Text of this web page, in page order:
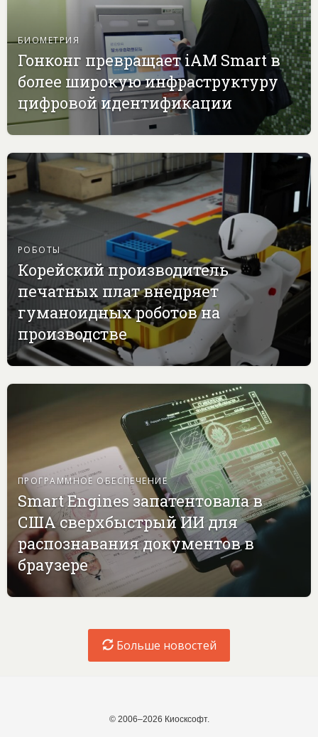
БИОМЕТРИЯ
Гонконг превращает iAM Smart в
более широкую инфраструктуру
цифровой идентификации
РОБОТЫ
Корейский производитель
печатных плат внедряет
гуманоидных роботов на
производстве
ПРОГРАММНОЕ ОБЕСПЕЧЕНИЕ
Smart Engines запатентовала в
США сверхбыстрый ИИ для
распознавания документов в
браузере
Больше новостей
© 2006–2026 Киосксофт.